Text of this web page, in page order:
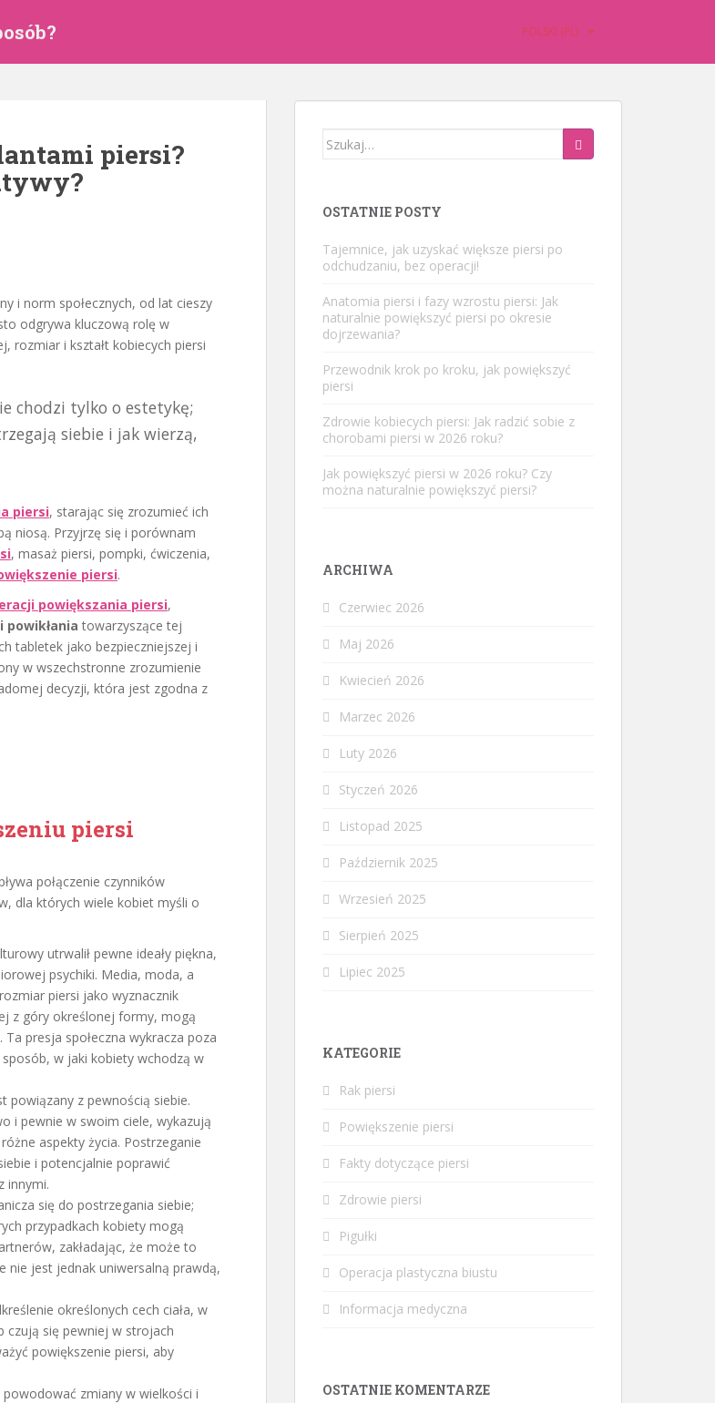
POLSKI (PL)
piersi?
i norm społecznych, od lat cieszy
odgrywa kluczową rolę w
rozmiar i kształt kobiecych piersi
chodzi tylko o estetykę;
siebie i jak wierzą,
piersi, starając się zrozumieć ich
niosą. Przyjrzę się i porównam
, masaż piersi, pompki, ćwiczenia,
piersi.
powiększania piersi,
towarzyszące tej
tabletek jako bezpieczniejszej i
w wszechstronne zrozumienie
decyzji, która jest zgodna z
piersi
połączenie czynników
dla których wiele kobiet myśli o
utrwalił pewne ideały piękna,
psychiki. Media, moda, a
piersi jako wyznacznik
z góry określonej formy, mogą
presja społeczna wykracza poza
w jaki kobiety wchodzą w
powiązany z pewnością siebie.
i pewnie w swoim ciele, wykazują
aspekty życia. Postrzeganie
i potencjalnie poprawić
innymi.
się do postrzegania siebie;
przypadkach kobiety mogą
zakładając, że może to
nie jest jednak uniwersalną prawdą,
określonych cech ciała, w
czują się pewniej w strojach
powiększenie piersi, aby
zmiany w wielkości i
Szukaj:
OSTATNIE POSTY
Tajemnice, jak uzyskać większe piersi po
odchudzaniu, bez operacji!
Anatomia piersi i fazy wzrostu piersi: Jak
naturalnie powiększyć piersi po okresie
dojrzewania?
Przewodnik krok po kroku, jak powiększyć
piersi
Zdrowie kobiecych piersi: Jak radzić sobie z
chorobami piersi w 2026 roku?
Jak powiększyć piersi w 2026 roku? Czy
można naturalnie powiększyć piersi?
ARCHIWA
Czerwiec 2026
Maj 2026
Kwiecień 2026
Marzec 2026
Luty 2026
Styczeń 2026
Listopad 2025
Październik 2025
Wrzesień 2025
Sierpień 2025
Lipiec 2025
KATEGORIE
Rak piersi
Powiększenie piersi
Fakty dotyczące piersi
Zdrowie piersi
Pigułki
Operacja plastyczna biustu
Informacja medyczna
OSTATNIE KOMENTARZE